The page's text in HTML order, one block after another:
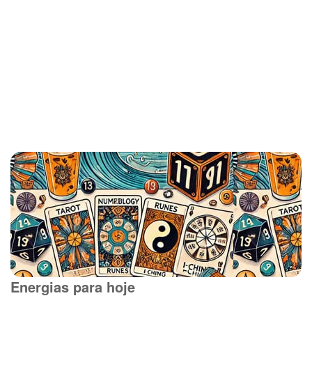
Energias para hoje